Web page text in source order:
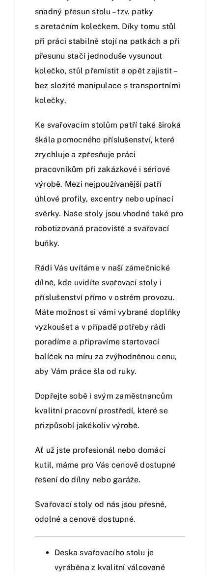
snadný přesun stolu – tzv. patky
s aretačním kolečkem. Díky tomu stůl
při práci stabilně stojí na patkách a při
přesunu stačí jednoduše vysunout
kolečko, stůl přemístit a opět zajistit –
bez složité manipulace s transportními
kolečky.
Ke svařovacím stolům patří také široká
škála pomocného příslušenství, které
zrychluje a zpřesňuje práci
pracovníkům při zakázkové i sériové
výrobě. Mezi nejpoužívanější patří
úhlové profily, excentry nebo upínací
svěrky. Naše stoly jsou vhodné také pro
robotizovaná pracoviště a svařovací
buňky.
Rádi Vás uvítáme v naší zámečnické
dílně, kde uvidíte svařovací stoly i
příslušenství přímo v ostrém provozu.
Máte možnost si vámi vybrané doplňky
vyzkoušet a v případě potřeby rádi
poradíme a připravíme startovací
balíček na míru za zvýhodněnou cenu,
aby Vám práce šla od ruky.
Dopřejte sobě i svým zaměstnancům
kvalitní pracovní prostředí, které se
přizpůsobí jakékoliv výrobě.
Ať už jste profesionál nebo domácí
kutil, máme pro Vás cenově dostupné
řešení do dílny nebo garáže.
Svařovací stoly od nás jsou přesné,
odolné a cenově dostupné.
Deska svařovacího stolu je
vyráběna z kvalitní válcované